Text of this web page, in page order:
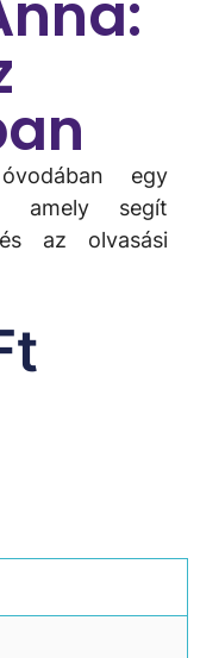
egy
amely segít
az olvasási